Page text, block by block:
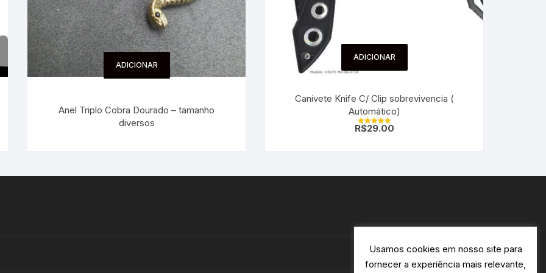
ADICIONAR
Anel Triplo Cobra Dourado – tamanho
diversos
ADICIONAR
Canivete Knife C/ Clip sobrevivencia (
Automático)
Avaliação
R$29.00
Usamos cookies em nosso site para
fornecer a experiência mais relevante,